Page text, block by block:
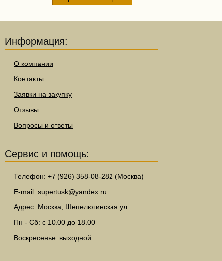
Информация:
О компании
Контакты
Заявки на закупку
Отзывы
Вопросы и ответы
Сервис и помощь:
Телефон: +7 (926) 358-08-282 (Москва)
E-mail: supertusk@yandex.ru
Адрес: Москва, Шепелюгинская ул.
Пн - Сб: с 10.00 до 18.00
Воскресенье: выходной